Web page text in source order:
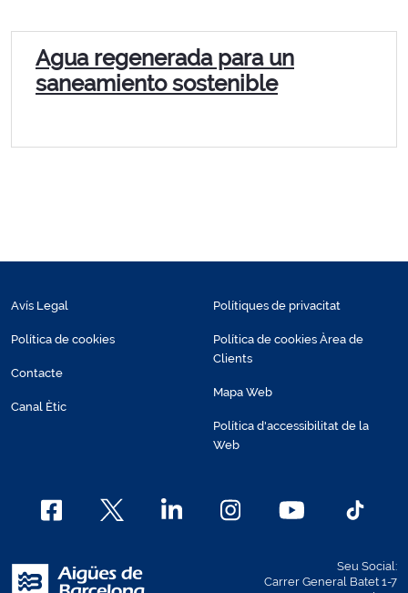
Agua regenerada para un
saneamiento sostenible
Avís Legal
Política de cookies
Contacte
Canal Ètic
Polítiques de privacitat
Política de cookies Àrea de
Clients
Mapa Web
Política d'accessibilitat de la
Web
Seu Social:
Carrer General Batet 1-7